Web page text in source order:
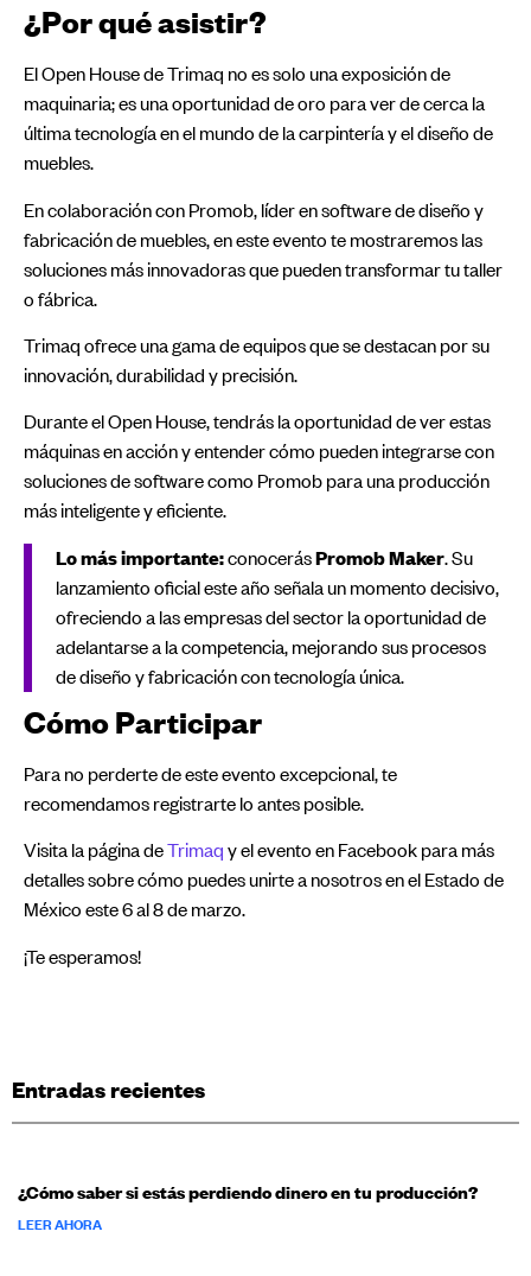
¿Por qué asistir?
El Open House de Trimaq no es solo una exposición de
maquinaria; es una oportunidad de oro para ver de cerca la
última tecnología en el mundo de la carpintería y el diseño de
muebles.
En colaboración con Promob, líder en software de diseño y
fabricación de muebles, en este evento te mostraremos las
soluciones más innovadoras que pueden transformar tu taller
o fábrica.
Trimaq ofrece una gama de equipos que se destacan por su
innovación, durabilidad y precisión.
Durante el Open House, tendrás la oportunidad de ver estas
máquinas en acción y entender cómo pueden integrarse con
soluciones de software como Promob para una producción
más inteligente y eficiente.
Lo más importante:conocerásPromob Maker. Su
lanzamiento oficial este año señala un momento decisivo,
ofreciendo a las empresas del sector la oportunidad de
adelantarse a la competencia, mejorando sus procesos
de diseño y fabricación con tecnología única.
Cómo Participar
Para no perderte de este evento excepcional, te
recomendamos registrarte lo antes posible.
Visita la página deTrimaq y el evento en Facebook para más
detalles sobre cómo puedes unirte a nosotros en el Estado de
México este 6 al 8 de marzo.
¡Te esperamos!
Entradas recientes
¿Cómo saber si estás perdiendo dinero en tu producción?
LEER AHORA